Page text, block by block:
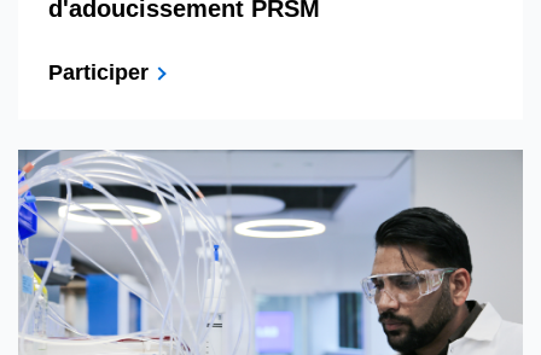
d'adoucissement PRSM
Participer